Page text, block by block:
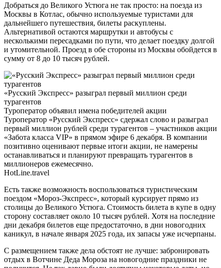
Добраться до Великого Устюга не так просто: на поезда из
Москвы в Котлас, обычно используемые туристами для
дальнейшего путешествия, билеты раскуплены.
Альтернативой остаются маршрутки и автобусы с
несколькими пересадками по пути, что делает поездку долгой
и утомительной. Проезд в обе стороны из Москвы обойдется в
сумму от 8 до 10 тысяч рублей.
«Русский Экспресс» разыграл первый миллион среди
турагентов
Туроператор объявил имена победителей акции
Туроператор «Русский Экспресс» сдержал слово и разыграл
первый миллион рублей среди турагентов – участников акции
«Забота класса VIP» в прямом эфире 6 декабря. В компании
позитивно оценивают первые итоги акции, не намерены
останавливаться и планируют превращать турагентов в
миллионеров ежемесячно.
HotLine.travel
Есть также возможность воспользоваться туристическим
поездом «Мороз-Экспресс», который курсирует прямо из
столицы до Великого Устюга. Стоимость билета в купе в одну
сторону составляет около 10 тысяч рублей. Хотя на последние
дни декабря билетов еще предостаточно, в дни новогодних
каникул, в начале января 2025 года, их запасы уже исчерпаны.
С размещением также дела обстоят не лучше: забронировать
отдых в Вотчине Деда Мороза на новогодние праздники не